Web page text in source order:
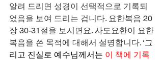
알려 드리면 성경이 선택적으로 기록되
었음을 보여 드리는 겁니다. 요한복음 20
장 30-31절을 보시면요. 사도요한이 요한
복음을 쓴 목적에 대해서 설명합니다. ‘그
리고 진실로 예수님께서는 이 책에 기록